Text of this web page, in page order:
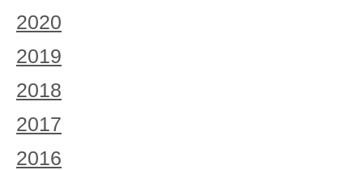
2020
2019
2018
2017
2016